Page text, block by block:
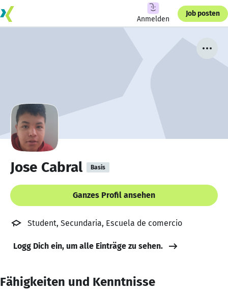
Anmelden
Job posten
Jose Cabral Basis
Ganzes Profil ansehen
Student, Secundaria, Escuela de comercio
Logg Dich ein, um alle Einträge zu sehen.
Fähigkeiten und Kenntnisse